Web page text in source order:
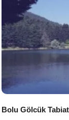
Bolu Gölcük